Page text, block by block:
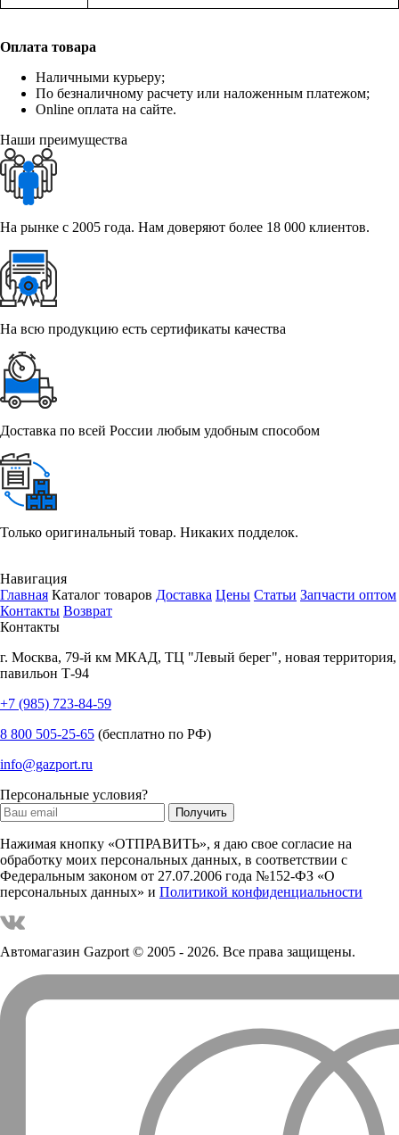
Оплата товара
Наличными курьеру;
По безналичному расчету или наложенным платежом;
Online оплата на сайте.
Наши преимущества
На рынке с 2005 года. Нам доверяют более 18 000 клиентов.
На всю продукцию есть сертификаты качества
Доставка по всей России любым удобным способом
Только оригинальный товар. Никаких подделок.
Навигация
Главная Каталог товаров Доставка Цены Статьи Запчасти оптом
Контакты Возврат
Контакты
г. Москва, 79-й км МКАД, ТЦ "Левый берег", новая территория,
павильон Т-94
+7 (985) 723-84-59
8 800 505-25-65 (бесплатно по РФ)
info@gazport.ru
Персональные условия?
Нажимая кнопку «ОТПРАВИТЬ», я даю свое согласие на
обработку моих персональных данных, в соответствии с
Федеральным законом от 27.07.2006 года №152-ФЗ «О
персональных данных» и Политикой конфиденциальности
Автомагазин Gazport© 2005 - 2026. Все права защищены.